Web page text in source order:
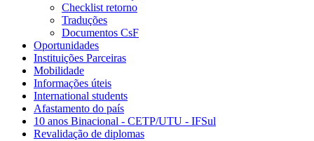
Checklist retorno
Traduções
Documentos CsF
Oportunidades
Instituições Parceiras
Mobilidade
Informações úteis
International students
Afastamento do país
10 anos Binacional - CETP/UTU - IFSul
Revalidação de diplomas